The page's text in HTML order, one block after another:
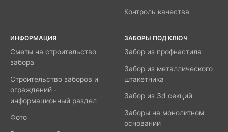
Контроль качества
ИНФОРМАЦИЯ
Сметы на строительство
забора
Строительство заборов и
ограждений -
информационный раздел
Фото
ЗАБОРЫ ПОД КЛЮЧ
Забор из профнастила
Забор из металлического
штакетника
Забор из 3d секций
Заборы на монолитном
основании